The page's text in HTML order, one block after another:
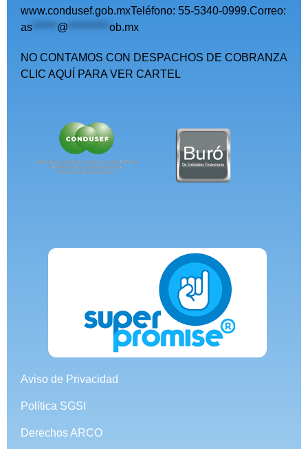
www.condusef.gob.mxTeléfono: 55-5340-0999.Correo:
as ****** @ ********** ob.mx
NO CONTAMOS CON DESPACHOS DE COBRANZA
CLIC AQUÍ PARA VER CARTEL
Aviso de Privacidad
Política SGSI
Derechos ARCO